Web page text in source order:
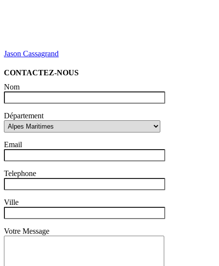
Jason Cassagrand
CONTACTEZ-NOUS
Nom
Département
Email
Telephone
Ville
Votre Message